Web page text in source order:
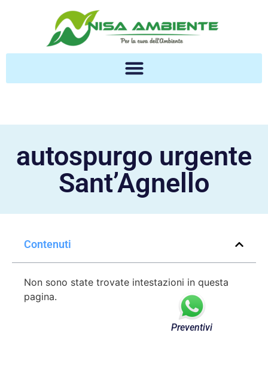
autospurgo urgente
Sant’Agnello
Contenuti
Non sono state trovate intestazioni in questa
pagina.
Preventivi